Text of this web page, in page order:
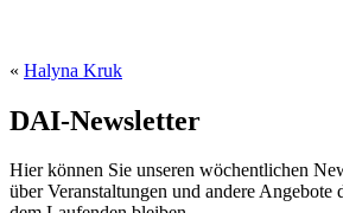
« Halyna Kruk
DAI-Newsletter
Hier können Sie unseren wöchentlichen
über Veranstaltungen und andere